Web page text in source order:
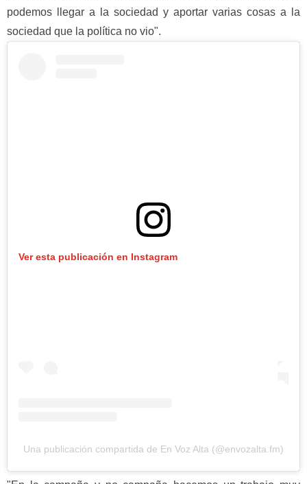
podemos llegar a la sociedad y aportar varias cosas a la
sociedad que la política no vio".
Ver esta publicación en Instagram
Una publicación compartida de En Voz Alta (@envozalta.fm)